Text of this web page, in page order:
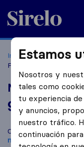
Sirelo.es
Inicio Empresas de
Portes Hugo
Mudanzas Y
9,8
reseñas de
Compara Mudanzas Y
mudanzasde
Estamos
Nosotros y
tales como
tu experiencia
y anuncios,
nuestro tráfico.
continuación